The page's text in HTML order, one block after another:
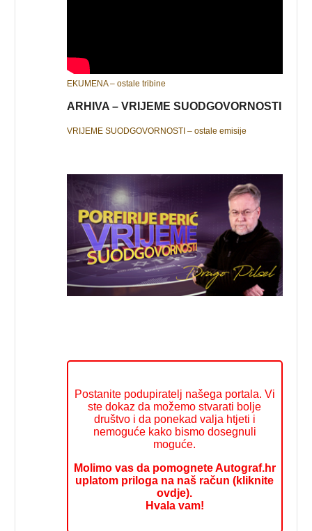
EKUMENA – ostale tribine
ARHIVA – VRIJEME SUODGOVORNOSTI
VRIJEME SUODGOVORNOSTI – ostale emisije
Postanite podupiratelj našega portala. Vi
ste dokaz da možemo stvarati bolje
društvo i da ponekad valja htjeti i
nemoguće kako bismo dosegnuli
moguće.
Molimo vas da pomognete Autograf.hr
uplatom priloga na naš račun (kliknite
ovdje).
Hvala vam!